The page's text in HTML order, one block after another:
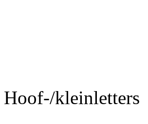
Hoof-/kleinletters